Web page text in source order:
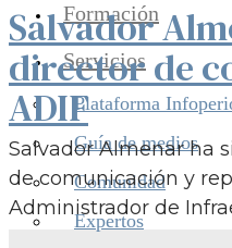
Formación
Servicios
Plataforma
Guía de medios
Comunidad
Expertos
Salvador
director de
ADIF
Salvador Almenar ha
de comunicación y
Administrador de